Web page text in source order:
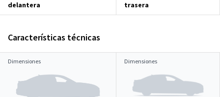
delantera trasera
Características técnicas
Dimensiones Dimensiones